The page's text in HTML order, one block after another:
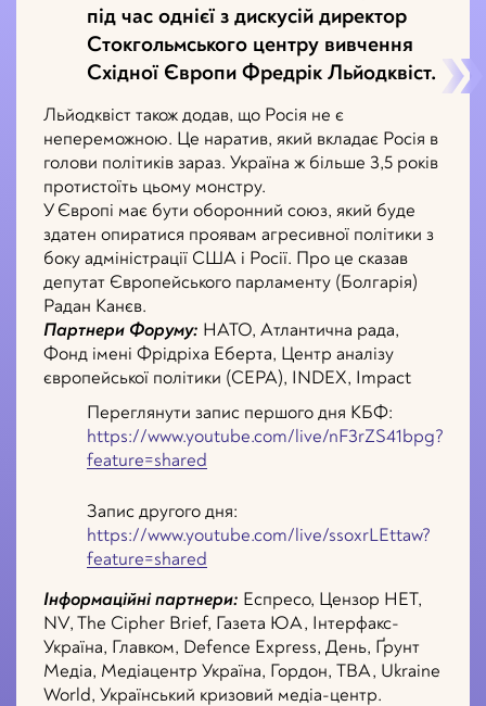
під час однієї з дискусій директор
Стокгольмського центру вивчення
Східної Європи Фредрік Льйодквіст.
Льйодквіст також додав, що Росія не є
непереможною. Це наратив, який вкладає Росія в
голови політиків зараз. Україна ж більше 3,5 років
протистоїть цьому монстру.
У Європі має бути оборонний союз, який буде
здатен опиратися проявам агресивної політики з
боку адміністрації США і Росії. Про це сказав
депутат Європейського парламенту (Болгарія)
Радан Канєв.
Партнери Форуму: НАТО, Атлантична рада,
Фонд імені Фрідріха Еберта, Центр аналізу
європейської політики (CEPA), INDEX, Impact
Переглянути запис першого дня КБФ:
https://www.youtube.com/live/nF3rZS41bpg?
feature=shared
Запис другого дня:
https://www.youtube.com/live/ssoxrLEttaw?
feature=shared
Інформаційні партнери: Еспресо, Цензор НЕТ,
NV, The Cipher Brief, Газета ЮА, Інтерфакс-
Україна, Главком, Defence Express, День, Ґрунт
Медіа, Медіацентр Україна, Гордон, ТВА, Ukraine
World, Український кризовий медіа-центр.